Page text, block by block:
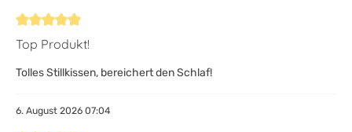
Bewertung mit 5 von 5 Sternen
Top Produkt!
Tolles Stillkissen, bereichert den Schlaf!
6. August 2026 07:04